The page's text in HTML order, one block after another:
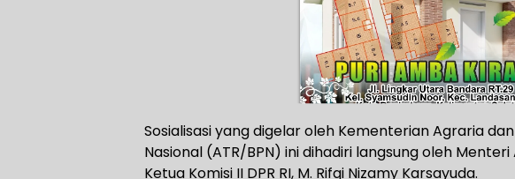
Sosialisasi yang digelar oleh Kementerian Agraria
Nasional (ATR/BPN) ini dihadiri langsung oleh
Ketua Komisi II DPR RI, M. Rifqi Nizamy Karsayuda.